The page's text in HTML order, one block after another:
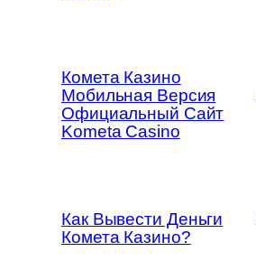
Комета Казино
Мобильная Версия
Официальный Сайт
Kometa Casino
Как Вывести Деньги
Комета Казино?